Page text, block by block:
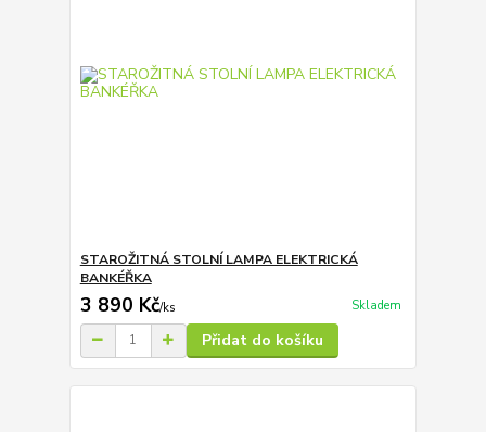
STAROŽITNÁ STOLNÍ LAMPA ELEKTRICKÁ
BANKÉŘKA
3 890 Kč/ks Skladem
Přidat do košíku